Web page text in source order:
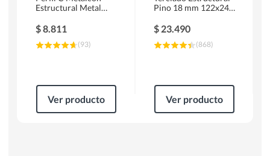
Estructural Metal
$8.811
(93)
Ver producto
Pino 18 mm 122x244
$ 23.490
(868)
Ver producto